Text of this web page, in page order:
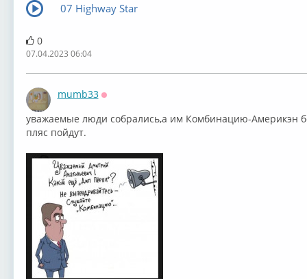
07 Highway Star
0
07.04.2023 06:04
mumb33
уважаемые люди собрались,а им Комбинацию-Америкэн
пляс пойдут.